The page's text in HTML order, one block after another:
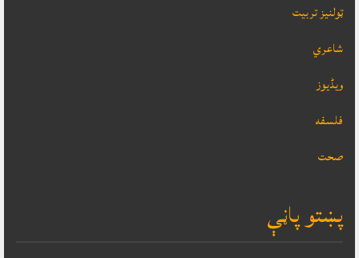
ټولنيز تربيت
شاعري
ویڈیوز
فلسفه
صحت
پښتو پاڼې